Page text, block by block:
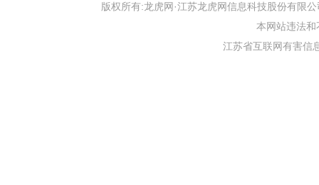
版权所有:龙虎网·江苏龙虎网信息科技股份有限
本网站违法
江苏省互联网有害